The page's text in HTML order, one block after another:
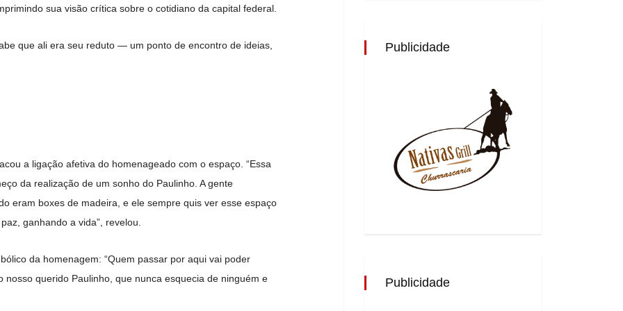
sua visão crítica sobre o cotidiano da capital federal.
que ali era seu reduto — um ponto de encontro de ideias,
a ligação afetiva do homenageado com o espaço. “Essa
da realização de um sonho do Paulinho. A gente
eram boxes de madeira, e ele sempre quis ver esse espaço
ganhando a vida”, revelou.
da homenagem: “Quem passar por aqui vai poder
querido Paulinho, que nunca esquecia de ninguém e
Publicidade
Publicidade